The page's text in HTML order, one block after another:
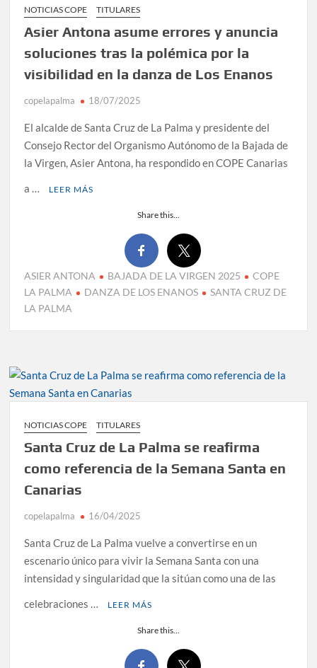
NOTICIAS COPE TITULARES
Asier Antona asume errores y anuncia
soluciones tras la polémica por la
visibilidad en la danza de Los Enanos
copelapalma 18/07/2025
El alcalde de Santa Cruz de La Palma y presidente del
Consejo Rector del Organismo Autónomo de la Bajada de
la Virgen, Asier Antona, ha respondido en COPE Canarias
a …
LEER MÁS
Share this...
ASIER ANTONA BAJADA DE LA VIRGEN 2025
COPE
LA PALMA
DANZA DE LOS ENANOS
SANTA CRUZ DE
LA PALMA
NOTICIAS COPE TITULARES
Santa Cruz de La Palma se reafirma
como referencia de la Semana Santa en
Canarias
copelapalma 16/04/2025
Santa Cruz de La Palma vuelve a convertirse en un
escenario único para vivir la Semana Santa con una
intensidad y singularidad que la sitúan como una de las
celebraciones …
LEER MÁS
Share this...